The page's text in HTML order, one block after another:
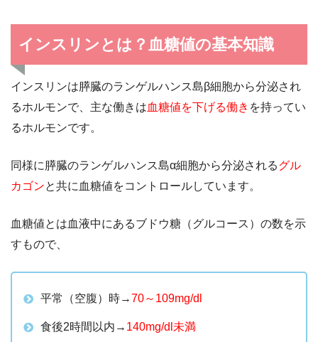
インスリンとは？血糖値の基本知識
インスリンは膵臓のランゲルハンス島β細胞から分泌され
るホルモンで、主な働きは血糖値を下げる働き を持ってい
るホルモンです。
同様に膵臓のランゲルハンス島α細胞から分泌されるグル
カゴンと共に血糖値をコントロールしています。
血糖値とは血液中にあるブドウ糖（グルコース）の数を示
すもので、
平常（空腹）時→70～109mg/dl
食後2時間以内→ 140mg/dl未満